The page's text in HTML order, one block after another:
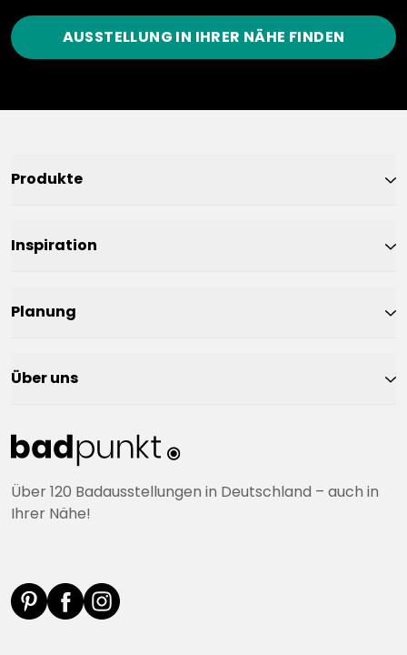
AUSSTELLUNG IN IHRER NÄHE FINDEN
Über 120 Badausstellungen in Deutschland – auch in
Ihrer Nähe!
Produkte
Inspiration
Planung
Über uns